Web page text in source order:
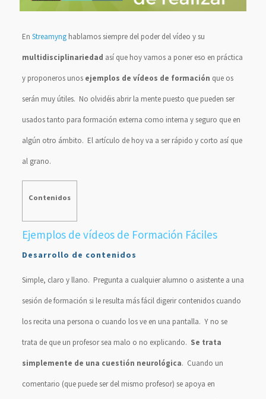
En Streamynghablamos siempre del poder del vídeo y su
multidisciplinariedad así que hoy vamos a poner eso en práctica
y proponeros unos ejemplos de vídeos de formación que os
serán muy útiles. No olvidéis abrir la mente puesto que pueden ser
usados tanto para formación externa como interna y seguro que en
algún otro ámbito. El artículo de hoy va a ser rápido y corto así que
al grano.
Contenidos
Ejemplos de vídeos de Formación Fáciles
Desarrollo de contenidos
Simple, claro y llano. Pregunta a cualquier alumno o asistente a una
sesión de formación si le resulta más fácil digerir contenidos cuando
los recita una persona o cuando los ve en una pantalla. Y no se
trata de que un profesor sea malo o no explicando. Se trata
simplemente de una cuestión neurológica. Cuando un
comentario (que puede ser del mismo profesor) se apoya en